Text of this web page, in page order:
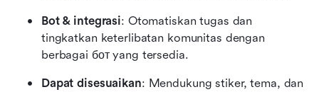
Bot & integrasi: Otomatiskan tugas dan
tingkatkan keterlibatan komunitas dengan
berbagai бот yang tersedia.
Dapat disesuaikan: Mendukung stiker, tema, dan